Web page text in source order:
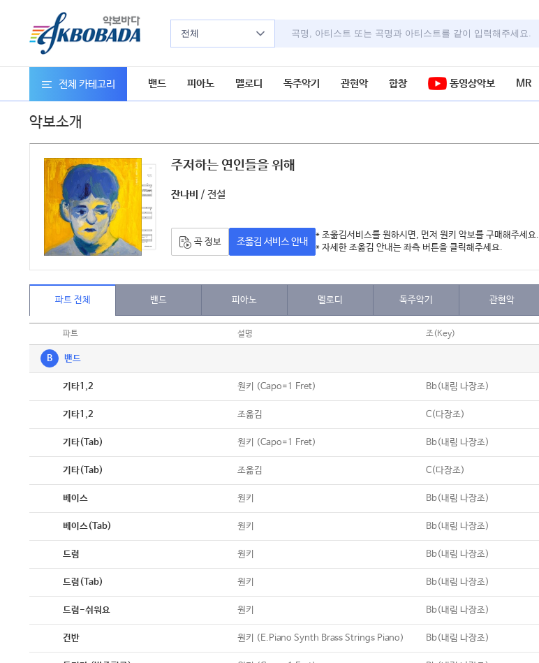
전체
전체 카테고리 밴드 피아노 멜로디 독주악기 관현악 합창 동영상악보 MR
악보소개
주저하는 연인들을 위해
잔나비 / 전설
곡 정보 조옮김 서비스 안내
* 조옮김서비스를 원하시면, 먼저 원키 악보를 구매해주세요.
* 자세한 조옮김 안내는 좌측 버튼을 클릭해주세요.
파트 전체 밴드 피아노 멜로디 독주악기 관현악
파트 설명 조(Key)
B 밴드
기타1,2 원키 (Capo=1 Fret) Bb(내림 나장조)
기타1,2 조옮김 C(다장조)
기타(Tab) 원키 (Capo=1 Fret) Bb(내림 나장조)
기타(Tab) 조옮김 C(다장조)
베이스 원키 Bb(내림 나장조)
베이스(Tab) 원키 Bb(내림 나장조)
드럼 원키 Bb(내림 나장조)
드럼(Tab) 원키 Bb(내림 나장조)
드럼-쉬워요 원키 Bb(내림 나장조)
건반 원키 (E.Piano Synth Brass Strings Piano) Bb(내림 나장조)